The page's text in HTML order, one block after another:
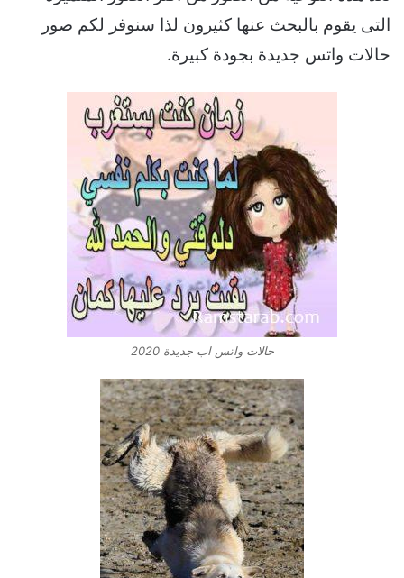
التى يقوم بالبحث عنها كثيرون لذا سنوفر لكم صور
حالات واتس جديدة بجودة كبيرة.
حالات واتس اب جديدة 2020